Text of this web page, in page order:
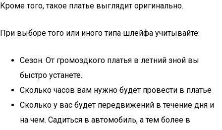
Кроме того, такое платье выглядит оригинально.
При выборе того или иного типа шлейфа учитывайте:
Сезон. От громоздкого платья в летний зной вы
быстро устанете.
Сколько часов вам нужно будет провести в платье
Сколько у вас будет передвижений в течение дня и
на чем. Садиться в автомобиль, а тем более в